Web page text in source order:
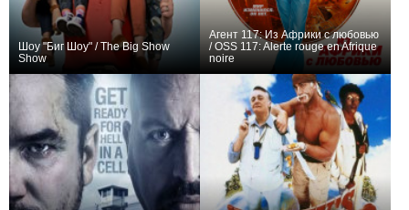
Шоу "Биг Шоу" / The Big Show
Show
Агент 117: Из Африки с любовью
/ OSS 117: Alerte rouge en Afrique
noire